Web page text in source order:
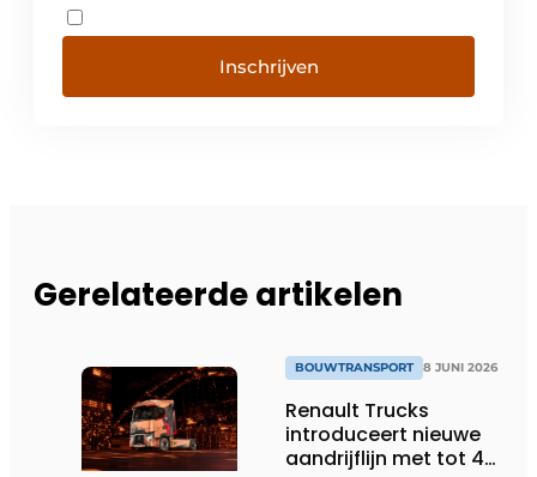
Inschrijven
Gerelateerde artikelen
BOUWTRANSPORT 8 JUNI 2026
Renault Trucks
introduceert nieuwe
aandrijflijn met tot 4%